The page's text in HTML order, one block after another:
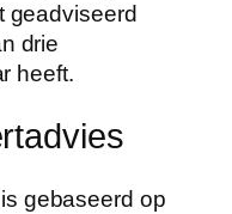
geadviseerd
drie
heeft.
gebaseerd op